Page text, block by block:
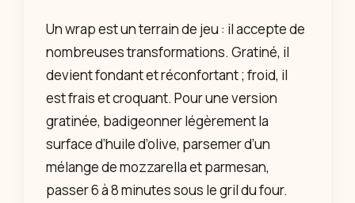
Un wrap est un terrain de jeu : il accepte de
nombreuses transformations. Gratiné, il
devient fondant et réconfortant ; froid, il
est frais et croquant. Pour une version
gratinée, badigeonner légèrement la
surface d’huile d’olive, parsemer d’un
mélange de mozzarella et parmesan,
passer 6 à 8 minutes sous le gril du four.